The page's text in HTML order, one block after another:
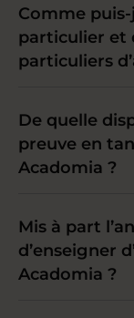
Comme
particulier et
particuliers
De quelle
preuve en
Acadomia ?
Mis à part
d’enseigner
Acadomia ?